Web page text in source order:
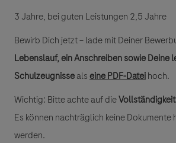
3 Jahre, bei guten Leistungen 2,5 Jahre
Bewirb Dich jetzt – lade mit Deiner
Lebenslauf, ein Anschreiben sowie Deine
Schulzeugnissealseine PDF-Dateihoch.
Wichtig: Bitte achte auf die
Es können nachträglich keine Dokumente
werden.